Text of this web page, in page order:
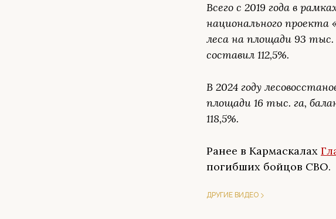
Всего с 2019 года в
национального проекта
леса на площади 93 тыс.
составил 112,5%.
В 2024 году
площади 16 тыс. га,
118,5%.
Ранее в Кармаскалах
погибших бойцов СВО.
ДРУГИЕ ВИДЕО